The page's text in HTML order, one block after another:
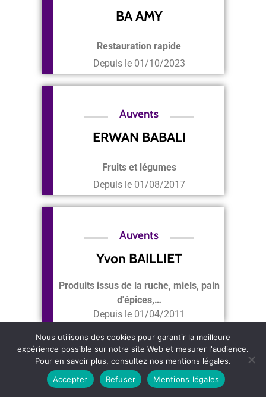
BA AMY
Restauration rapide
Depuis le 01/10/2023
Auvents
ERWAN BABALI
Fruits et légumes
Depuis le 01/08/2017
Auvents
Yvon BAILLIET
Produits issus de la ruche, miels, pain
d'épices,…
Depuis le 01/04/2011
Auvents
Pierre CHABROL
Nous utilisons des cookies pour garantir la meilleure
expérience possible sur notre site Web et mesurer l'audience.
Pour en savoir plus, consultez nos mentions légales.
Accepter
Refuser Mentions légales